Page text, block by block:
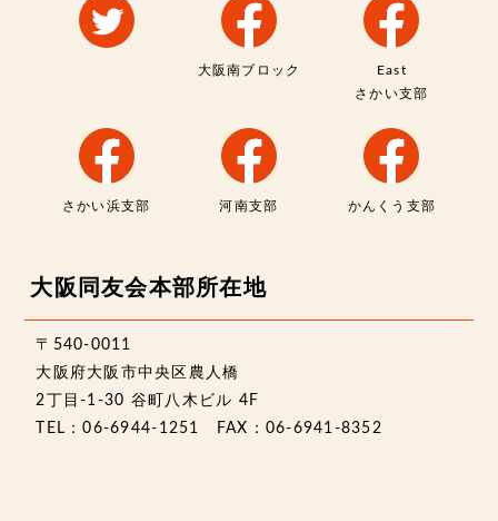
大阪南ブロック
East
さかい支部
さかい浜支部 河南支部 かんくう支部
大阪同友会本部所在地
〒540-0011
大阪府大阪市中央区農人橋
2丁目-1-30 谷町八木ビル 4F
TEL：06-6944-1251 FAX：06-6941-8352